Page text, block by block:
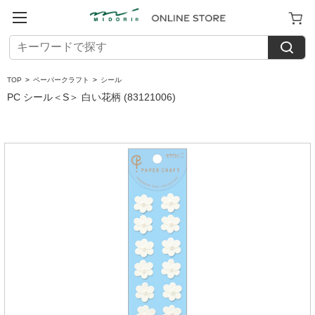
TOP > ペーパークラフト > シール
PC シール＜S＞ 白い花柄 (83121006)